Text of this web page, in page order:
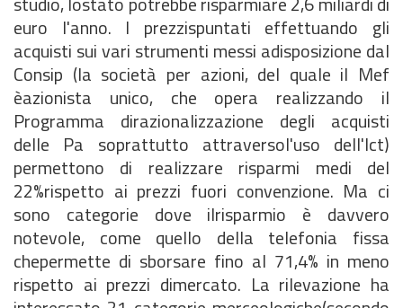
euro l'anno. I prezzispuntati effettuando gli
acquisti sui vari strumenti messi adisposizione dal
Consip (la società per azioni, del quale il Mef
èazionista unico, che opera realizzando il
Programma dirazionalizzazione degli acquisti
delle Pa soprattutto attraversol'uso dell'lct)
permettono di realizzare risparmi medi del
22%rispetto ai prezzi fuori convenzione. Ma ci
sono categorie dove ilrisparmio è davvero
notevole, come quello della telefonia fissa
chepermette di sborsare fino al 71,4% in meno
rispetto ai prezzi dimercato. La rilevazione ha